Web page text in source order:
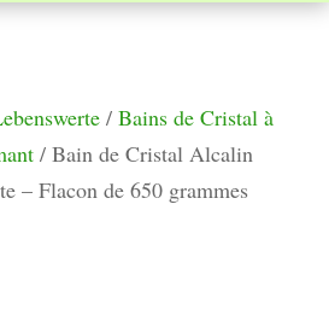
/ Bains de Cristal à
/ Bain de Cristal Alcalin
– Flacon de 650 grammes